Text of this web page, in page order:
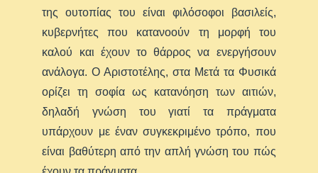
της ουτοπίας του είναι φιλόσοφοι βασιλείς,
κυβερνήτες που κατανοούν τη μορφή του
καλού και έχουν το θάρρος να ενεργήσουν
ανάλογα. Ο Αριστοτέλης, στα Μετά τα Φυσικά
ορίζει τη σοφία ως κατανόηση των αιτιών,
δηλαδή γνώση του γιατί τα πράγματα
υπάρχουν με έναν συγκεκριμένο τρόπο, που
είναι βαθύτερη από την απλή γνώση του πώς